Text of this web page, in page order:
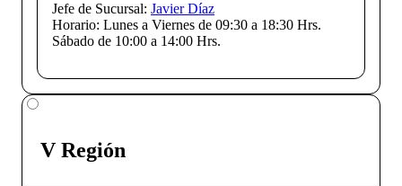
Jefe de Sucursal: Javier Díaz
Horario: Lunes a Viernes de 09:30 a 18:30 Hrs.
Sábado de 10:00 a 14:00 Hrs.
V Región